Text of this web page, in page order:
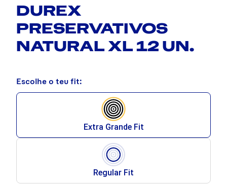
DUREX
PRESERVATIVOS
NATURAL XL 12 UN.
Escolhe o teu fit:
Extra Grande Fit
Regular Fit